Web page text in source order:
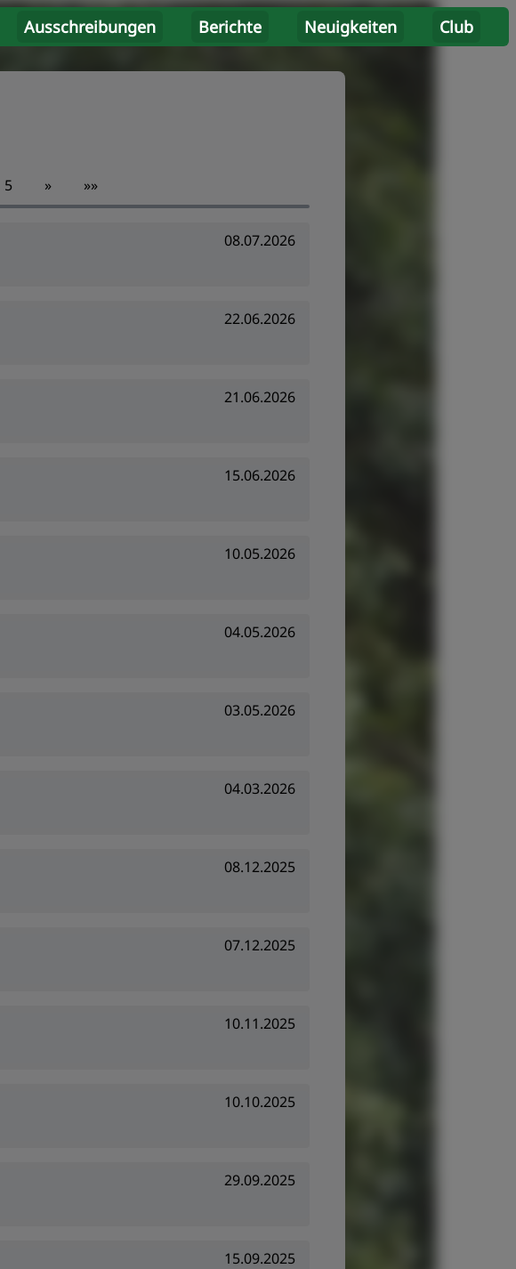
Ausschreibungen Berichte Neuigkeiten Club
5 » »»
08.07.2026
22.06.2026
21.06.2026
15.06.2026
10.05.2026
04.05.2026
03.05.2026
04.03.2026
08.12.2025
07.12.2025
10.11.2025
10.10.2025
29.09.2025
15.09.2025